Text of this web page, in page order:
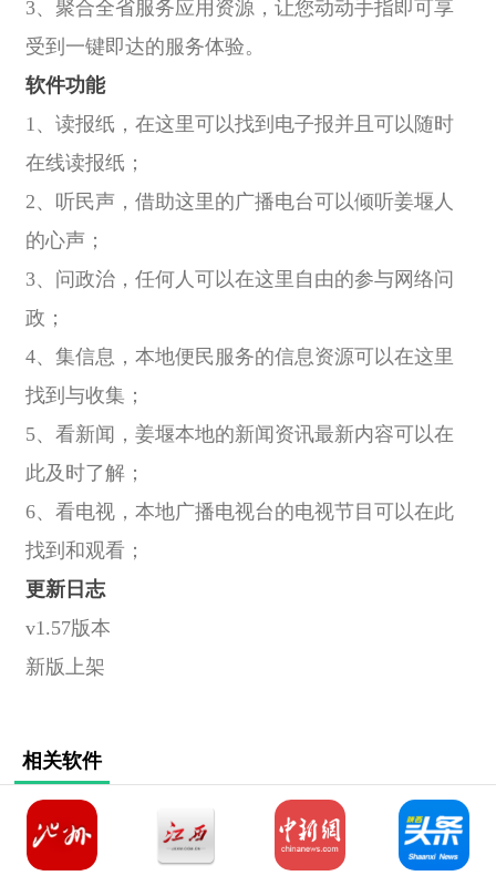
3、聚合全省服务应用资源，让您动动手指即可享
受到一键即达的服务体验。
软件功能
1、读报纸，在这里可以找到电子报并且可以随时
在线读报纸；
2、听民声，借助这里的广播电台可以倾听姜堰人
的心声；
3、问政治，任何人可以在这里自由的参与网络问
政；
4、集信息，本地便民服务的信息资源可以在这里
找到与收集；
5、看新闻，姜堰本地的新闻资讯最新内容可以在
此及时了解；
6、看电视，本地广播电视台的电视节目可以在此
找到和观看；
更新日志
v1.57版本
新版上架
相关软件